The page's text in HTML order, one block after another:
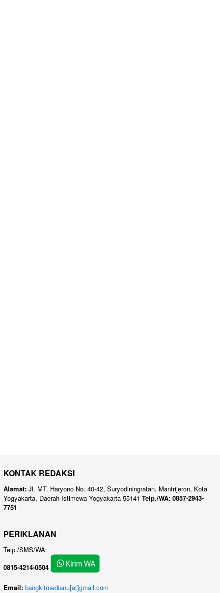
KONTAK REDAKSI
Alamat: Jl. MT. Haryono No. 40-42, Suryodiningratan, Mantrijeron, Kota
Yogyakarta, Daerah Istimewa Yogyakarta 55141 Telp./WA: 0857-2943-
7751
PERIKLANAN
Telp./SMS/WA:
0815-4214-0504
Email: bangkitmedianu[at]gmail.com